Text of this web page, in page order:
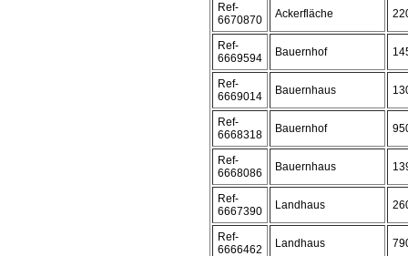
Ref-
6670870
Ackerfläche
Ref-
6669594
Bauernhof
Ref-
6669014
Bauernhaus
Ref-
6668318
Bauernhof
Ref-
6668086
Bauernhaus
Ref-
6667390
Landhaus
Ref-
6666462
Landhaus